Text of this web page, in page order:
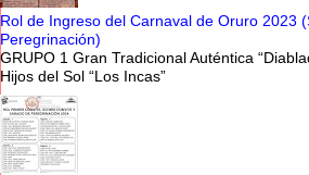
Rol de Ingreso del Carnaval de Oruro 2023
Peregrinación)
GRUPO 1 Gran Tradicional Auténtica
Hijos del Sol “Los Incas”